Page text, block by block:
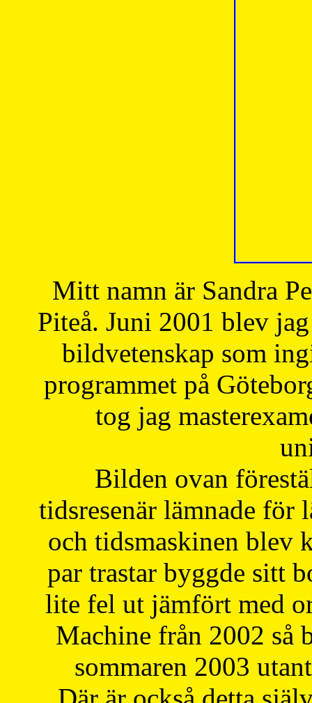
Mitt namn är Sandra
Piteå. Juni 2001 blev
bildvetenskap som
programmet på
tog jag
Bilden ovan
tidsresenär lämnade för
och tidsmaskinen blev
par trastar byggde sitt
lite fel ut jämfört med
Machine från 2002 så
sommaren 2003